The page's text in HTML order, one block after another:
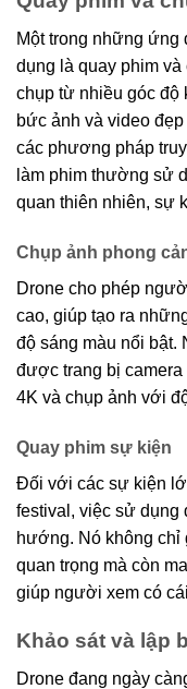
Một trong những ứng
dụng là quay phim
chụp từ nhiều góc độ
bức ảnh và video
các phương pháp
làm phim thường sử
quan thiên nhiên, sự
Chụp ảnh phong
Drone cho phép
cao, giúp tạo ra
độ sáng màu nổi
được trang bị
4K và chụp ảnh với
Quay phim sự kiện
Đối với các sự kiện
festival, việc sử dụng
hướng. Nó không chỉ
quan trọng mà còn
giúp người xem có
Khảo sát và lập
Drone đang ngày